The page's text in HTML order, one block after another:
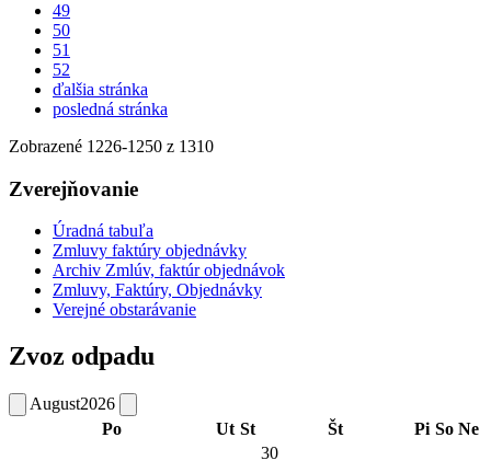
49
50
51
52
ďalšia stránka
posledná stránka
Zobrazené 1226-1250 z 1310
Zverejňovanie
Úradná tabuľa
Zmluvy faktúry objednávky
Archiv Zmlúv, faktúr objednávok
Zmluvy, Faktúry, Objednávky
Verejné obstarávanie
Zvoz odpadu
August2026
Po
Ut St Št Pi So Ne
30